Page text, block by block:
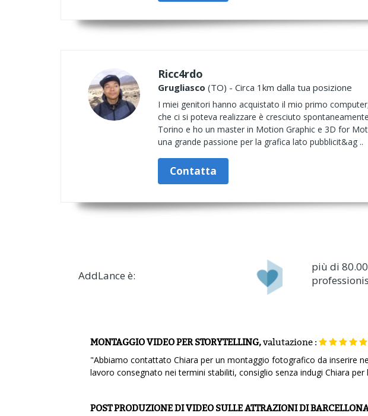
Ricc4rdo
Grugliasco (TO) - Circa 1km dalla tua posizione
I miei genitori hanno acquistato il mio primo
che ci si poteva realizzare è cresciuto
Torino e ho un master in Motion Graphic e 3D for
una grande passione per la grafica lato pubblicit&ag ..
Contatta
AddLance è:
più di
MONTAGGIO VIDEO PER STORYTELLING,valutazione:
"Abbiamo contattato Chiara per un montaggio fotografico da inserire
lavoro consegnato nei termini stabiliti, consiglio senza indugi Chiara
POST PRODUZIONE DI VIDEO SULLE ATTRAZIONI DI